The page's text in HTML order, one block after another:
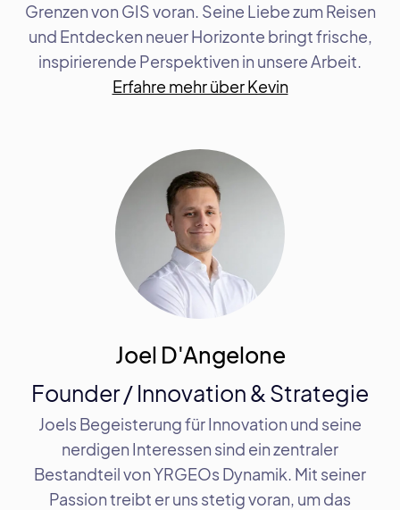
Grenzen von GIS voran. Seine Liebe zum Reisen
und Entdecken neuer Horizonte bringt frische,
inspirierende Perspektiven in unsere Arbeit.
Erfahre mehr über Kevin
Joel D'Angelone
Founder / Innovation & Strategie
Joels Begeisterung für Innovation und seine
nerdigen Interessen sind ein zentraler
Bestandteil von YRGEOs Dynamik. Mit seiner
Passion treibt er uns stetig voran, um das